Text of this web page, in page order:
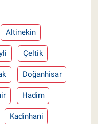
Altinekin
Çeltik
Doğanhisar
Hadim
Kadinhani